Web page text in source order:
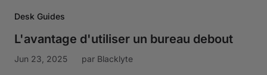
Desk Guides
L'avantage d'utiliser un bureau debout
Jun 23, 2025 par Blacklyte